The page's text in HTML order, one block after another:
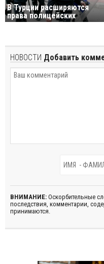
В Турции расширяются
права полицейских
НОВОСТИ Добавить
ВНИМАНИЕ: Оскорбительные
последствия, комментарии,
принимаются.